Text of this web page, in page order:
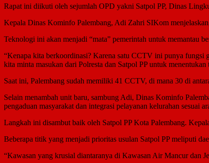
Rapat ini diikuti oleh sejumlah OPD yakni Satpol PP, Dinas
Kepala Dinas Kominfo Palembang, Adi Zahri SIKom
Teknologi ini akan menjadi “mata” pemerintah untuk memantau
“Kenapa kita berkoordinasi? Karena satu CCTV ini punya fungsi
kita minta masukan dari Polresta dan Satpol PP untuk
Saat ini, Palembang sudah memiliki 41 CCTV, di mana 30 di
Selain menambah unit baru, sambung Adi, Dinas Kominfo
pengaduan masyarakat dan integrasi pelayanan kelurahan sesuai
Langkah ini disambut baik oleh Satpol PP Kota Palembang.
Beberapa titik yang menjadi prioritas usulan Satpol PP meliputi
“Kawasan yang krusial diantaranya di Kawasan Air Mancur dan